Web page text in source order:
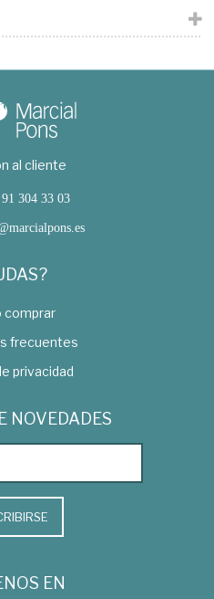
al cliente
304 33 03
comprar
frecuentes
privacidad
NOVEDADES
EN